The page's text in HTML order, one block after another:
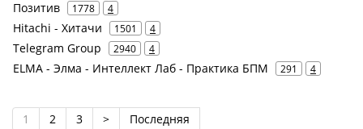
Позитив
1778 4
Hitachi - Хитачи 1501 4
Telegram Group 2940 4
ELMA - Элма - Интеллект Лаб - Практика БПМ 291 4
1 2 3 > Последняя